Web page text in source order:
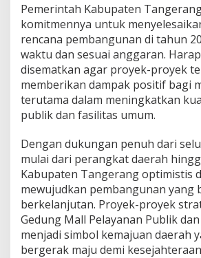
Pemerintah Kabupaten
komitmennya untuk
rencana pembangunan di tahun
waktu dan sesuai anggaran.
disematkan agar proyek-proyek
memberikan dampak positif bagi
terutama dalam meningkatkan
publik dan fasilitas umum.
Dengan dukungan penuh dari
mulai dari perangkat daerah
Kabupaten Tangerang optimistis
mewujudkan pembangunan yang
berkelanjutan. Proyek-proyek
Gedung Mall Pelayanan Publik
menjadi simbol kemajuan daerah
bergerak maju demi